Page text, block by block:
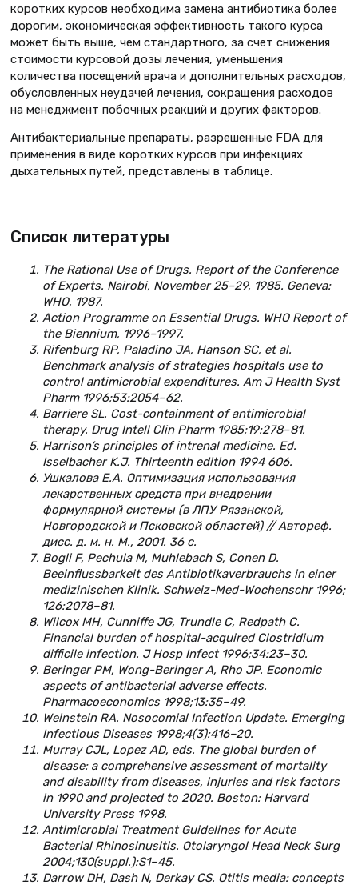
коротких курсов необходима замена антибиотика более
дорогим, экономическая эффективность такого курса
может быть выше, чем стандартного, за счет снижения
стоимости курсовой дозы лечения, уменьшения
количества посещений врача и дополнительных расходов,
обусловленных неудачей лечения, сокращения расходов
на менеджмент побочных реакций и других факторов.
Антибактериальные препараты, разрешенные FDA для
применения в виде коротких курсов при инфекциях
дыхательных путей, представлены в таблице.
Список литературы
The Rational Use of Drugs. Report of the Conference
of Experts. Nairobi, November 25–29, 1985. Geneva:
WHO, 1987.
Action Programme on Essential Drugs. WHO Report of
the Biennium, 1996–1997.
Rifenburg RP, Paladino JA, Hanson SC, et al.
Benchmark analysis of strategies hospitals use to
control antimicrobial expenditures. Am J Health Syst
Pharm 1996;53:2054–62.
Barriere SL. Cost-containment of antimicrobial
therapy. Drug Intell Clin Pharm 1985;19:278–81.
Harrison’s principles of intrenal medicine. Ed.
Isselbacher K.J. Thirteenth edition 1994 606.
Ушкалова Е.А. Оптимизация использования
лекарственных средств при внедрении
формулярной системы (в ЛПУ Рязанской,
Новгородской и Псковской областей) // Автореф.
дисс. д. м. н. М., 2001. 36 с.
Bogli F, Pechula M, Muhlebach S, Conen D.
Beeinflussbarkeit des Antibiotikaverbrauchs in einer
medizinischen Klinik. Schweiz-Med-Wochenschr 1996;
126:2078–81.
Wilcox MH, Cunniffe JG, Trundle C, Redpath C.
Financial burden of hospital-acquired Clostridium
difficile infection. J Hosp Infect 1996;34:23–30.
Beringer PM, Wong-Beringer A, Rho JP. Economic
aspects of antibacterial adverse effects.
Pharmacoeconomics 1998;13:35–49.
Weinstein RA. Nosocomial Infection Update. Emerging
Infectious Diseases 1998;4(3):416–20.
Murray CJL, Lopez AD, eds. The global burden of
disease: a comprehensive assessment of mortality
and disability from diseases, injuries and risk factors
in 1990 and projected to 2020. Boston: Harvard
University Press 1998.
Antimicrobial Treatment Guidelines for Acute
Bacterial Rhinosinusitis. Otolaryngol Head Neck Surg
2004;130(suppl.):S1–45.
Darrow DH, Dash N, Derkay CS. Otitis media: concepts